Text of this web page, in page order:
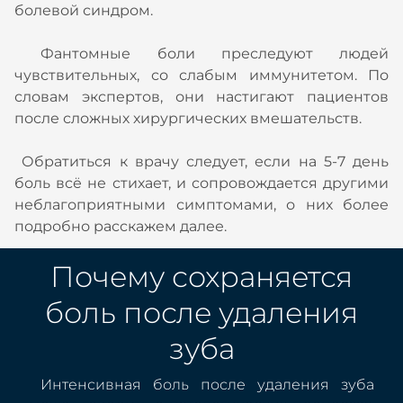
болевой синдром.
Фантомные боли преследуют людей
чувствительных, со слабым иммунитетом. По
словам экспертов, они настигают пациентов
после сложных хирургических вмешательств.
Обратиться к врачу следует, если на 5-7 день
боль всё не стихает, и сопровождается другими
неблагоприятными симптомами, о них более
подробно расскажем далее.
Почему сохраняется
боль после удаления
зуба
Интенсивная боль после удаления зуба